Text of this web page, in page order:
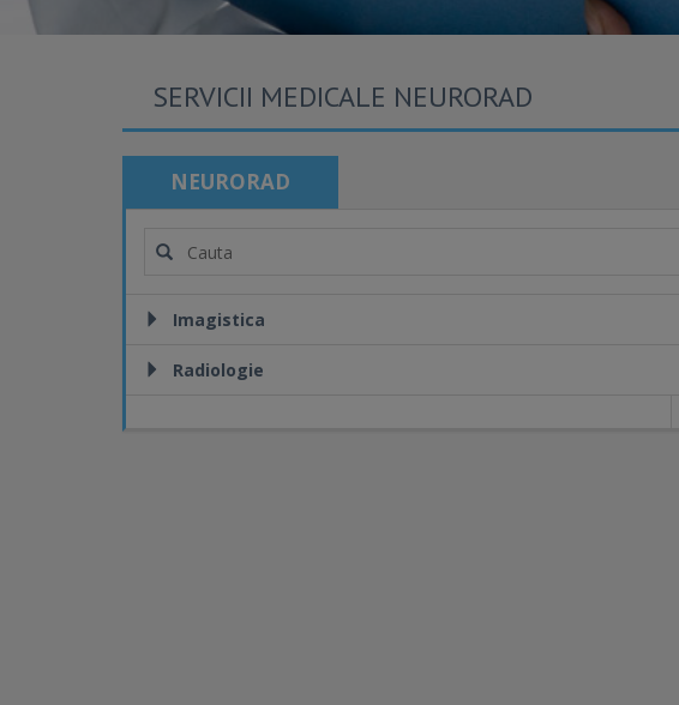
SERVICII MEDICALE NEURORAD
NEURORAD
Imagistica
Radiologie